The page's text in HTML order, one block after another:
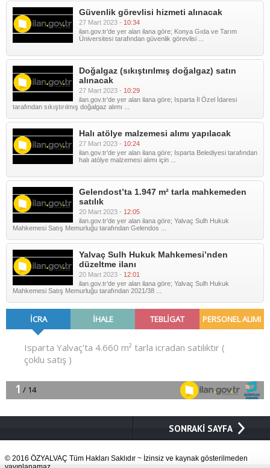
Güvenlik görevlisi hizmeti alınacak
27 Mart 2023 - 10:34
ilan.gov.tr’de yer alan ilana göre; Konya Gıda ve Tarım
Üniversitesi tarafından güvenlik görevlisi ...
Doğalgaz (sıkıştırılmış doğalgaz) satın
alınacak
27 Mart 2023 - 10:29
ilan.gov.tr’de yer alan ilana göre; Isparta İl Özel İdaresi
tarafından sıkıştırılmış doğalgaz alımı ...
Halı atölye malzemesi alımı yapılacak
27 Mart 2023 - 10:24
ilan.gov.tr’de yer alan ilana göre; Isparta Belediyesi tarafından
halı atölye malzemesi alımı için ...
Gelendost’ta 1.947 m² tarla mahkemeden
satılık
20 Mart 2023 - 12:05
ilan.gov.tr’de yer alan ilana göre; Yalvaç Sulh Hukuk
Mahkemesi Satış Memurluğu tarafından Gelendos ...
Yalvaç Sulh Hukuk Mahkemesi’nden
düzeltme ilanı
20 Mart 2023 - 12:01
ilan.gov.tr’de yer alan ilana göre; Yalvaç Sulh Hukuk
Mahkemesi Satış Memurluğu tarafından 2021/38 ...
SONRAKİ SAYFA
© 2016 ÖZYALVAÇ Tüm Hakları Saklıdır ~ İzinsiz ve kaynak gösterilmeden